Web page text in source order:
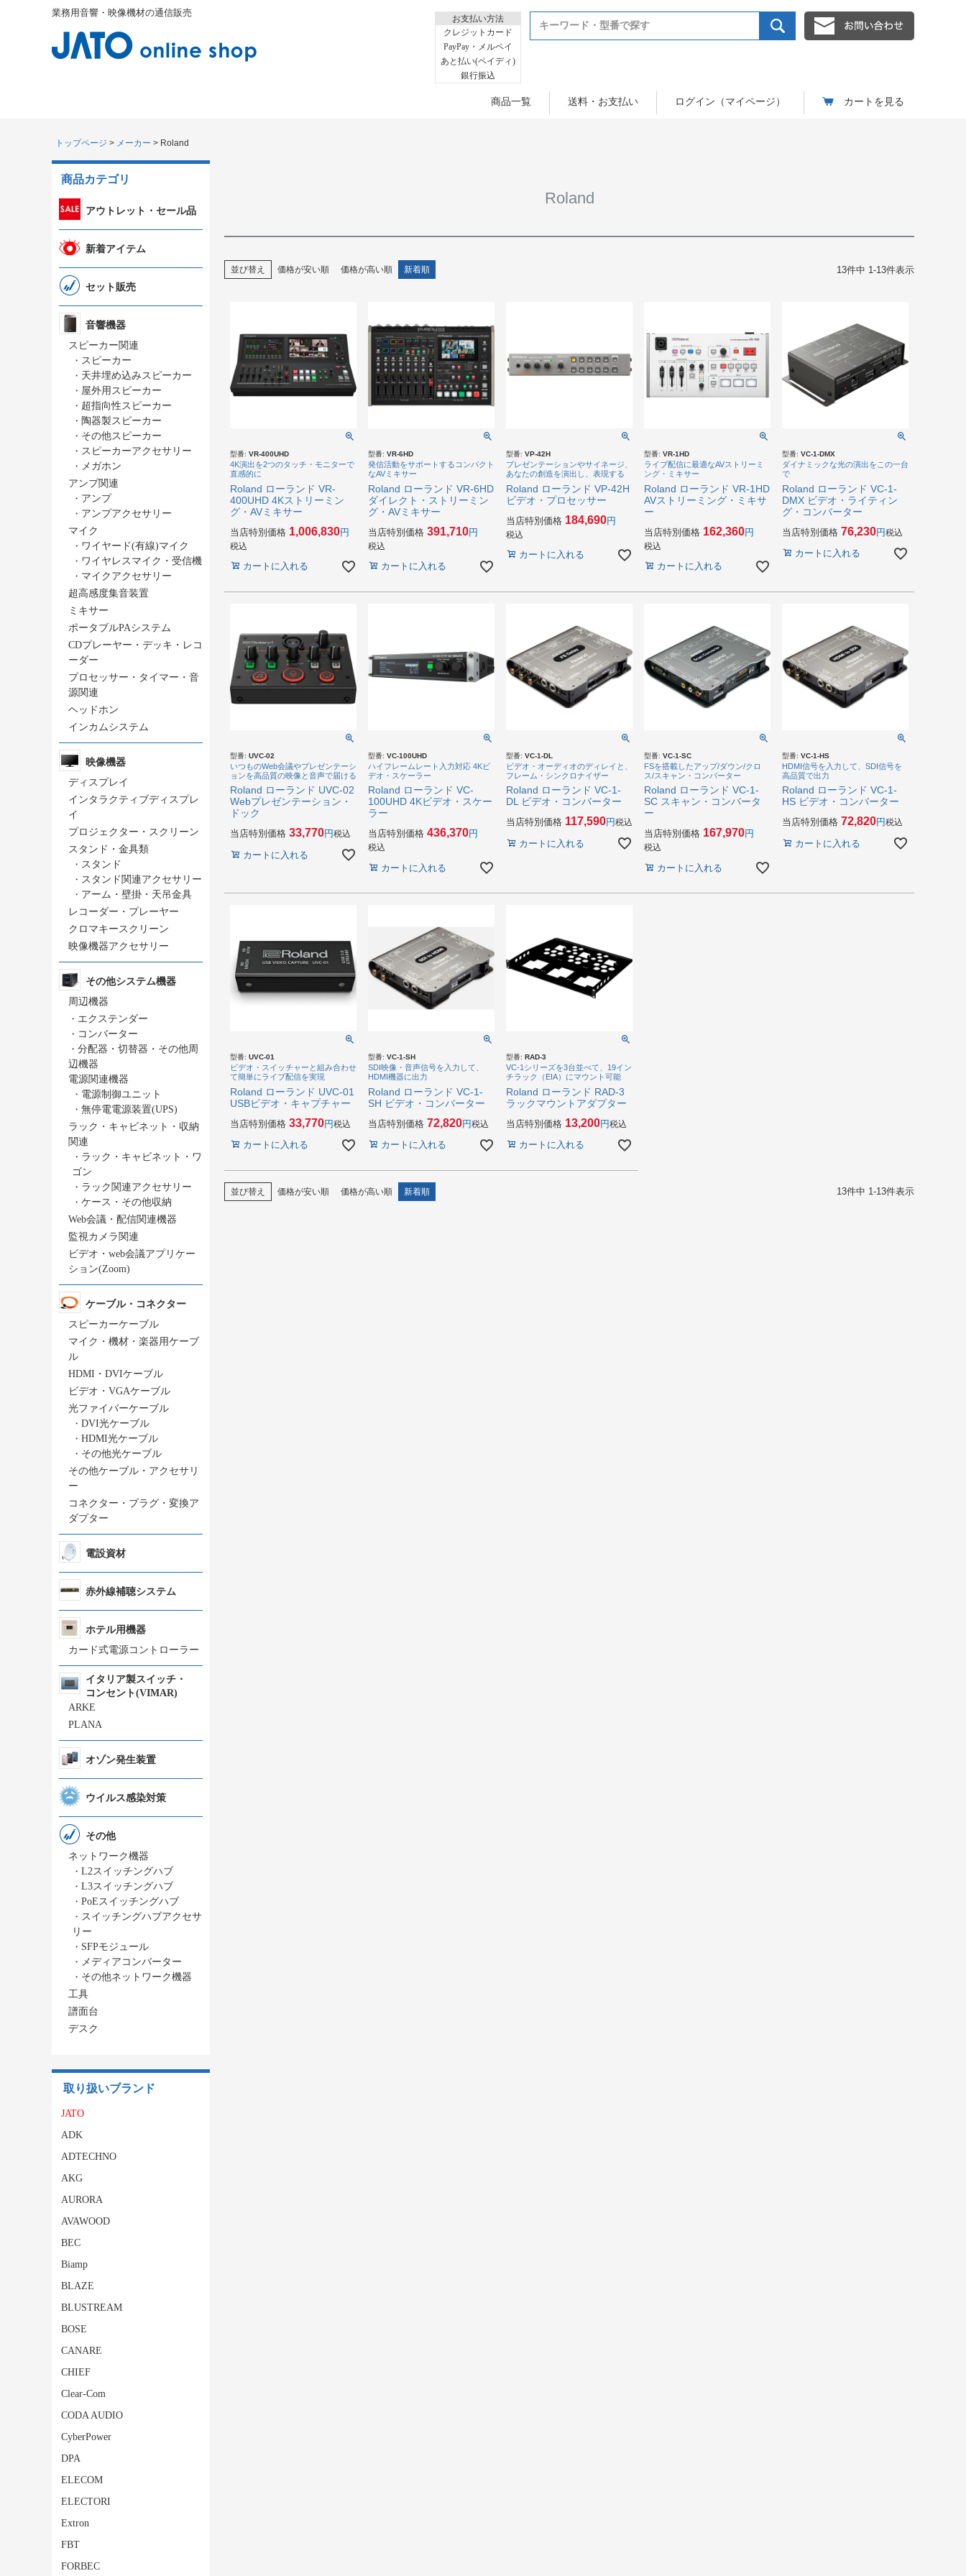
業務用音響・映像機材の通信販売
お支払い方法
クレジットカード
PayPay・メルペイ
あと払い(ペイディ)
銀行振込
商品一覧 送料・お支払い ログイン（マイページ） カートを見る
トップページ メーカー Roland
商品カテゴリ
アウトレット・セール品
新着アイテム
セット販売
音響機器
スピーカー関連
・ スピーカー
・ 天井埋め込みスピーカー
・ 屋外用スピーカー
・ 超指向性スピーカー
・ 陶器製スピーカー
・ その他スピーカー
・ スピーカーアクセサリー
・ メガホン
アンプ関連
・ アンプ
・ アンプアクセサリー
マイク
・ ワイヤード(有線)マイク
・ ワイヤレスマイク・受信機
・ マイクアクセサリー
超高感度集音装置
ミキサー
ポータブルPAシステム
CDプレーヤー・デッキ・レコ
ーダー
プロセッサー・タイマー・音
源関連
ヘッドホン
インカムシステム
映像機器
ディスプレイ
インタラクティブディスプレ
イ
プロジェクター・スクリーン
スタンド・金具類
・ スタンド
・ スタンド関連アクセサリー
・ アーム・壁掛・天吊金具
レコーダー・プレーヤー
クロマキースクリーン
映像機器アクセサリー
その他システム機器
周辺機器
・ エクステンダー
・ コンバーター
・ 分配器・切替器・その他周
辺機器
電源関連機器
・ 電源制御ユニット
・ 無停電電源装置(UPS)
ラック・キャビネット・収納
関連
・ ラック・キャビネット・ワ
ゴン
・ ラック関連アクセサリー
・ ケース・その他収納
Web会議・配信関連機器
監視カメラ関連
ビデオ・web会議アプリケー
ション(Zoom)
ケーブル・コネクター
スピーカーケーブル
マイク・機材・楽器用ケーブ
ル
HDMI・DVIケーブル
ビデオ・VGAケーブル
光ファイバーケーブル
・ DVI光ケーブル
・ HDMI光ケーブル
・ その他光ケーブル
その他ケーブル・アクセサリ
ー
コネクター・プラグ・変換ア
ダプター
電設資材
赤外線補聴システム
ホテル用機器
カード式電源コントローラー
イタリア製スイッチ・
コンセント(VIMAR)
ARKE
PLANA
オゾン発生装置
ウイルス感染対策
その他
ネットワーク機器
・ L2スイッチングハブ
・ L3スイッチングハブ
・ PoEスイッチングハブ
・ スイッチングハブアクセサ
リー
・ SFPモジュール
・ メディアコンバーター
・ その他ネットワーク機器
工具
譜面台
デスク
取り扱いブランド
JATO
ADK
ADTECHNO
AKG
AURORA
AVAWOOD
BEC
Biamp
BLAZE
BLUSTREAM
BOSE
CANARE
CHIEF
Clear-Com
CODA AUDIO
CyberPower
DPA
ELECOM
ELECTORI
Extron
FBT
FORBEC
Roland
並び替え 価格が安い順 価格が高い順 新着順 13件中 1-13件表示
型番: VR-400UHD
4K演出を2つのタッチ・モニターで
直感的に
Roland ローランド VR-
400UHD 4Kストリーミン
グ・AVミキサー
当店特別価格 1,006,830
税込
カートに入れる
型番: VR-6HD
発信活動をサポートするコンパクト
なAVミキサー
Roland ローランド VR-6HD
ダイレクト・ストリーミン
グ・AVミキサー
当店特別価格 391,710
税込
カートに入れる
型番: VP-42H
プレゼンテーションやサイネージ、
あなたの創造を演出し、表現する
Roland ローランド VP-42H
ビデオ・プロセッサー
当店特別価格 184,690
税込
カートに入れる
型番: VR-1HD
ライブ配信に最適なAVストリーミ
ング・ミキサー
Roland ローランド VR-1HD
AVストリーミング・ミキサ
ー
当店特別価格 162,360
税込
カートに入れる
型番: VC-1-DMX
ダイナミックな光の演出をこの一台
で
Roland ローランド VC-1-
DMX ビデオ・ライティン
グ・コンバーター
当店特別価格 76,230 税込
カートに入れる
型番: UVC-02
いつものWeb会議やプレゼンテーシ
ョンを高品質の映像と音声で届ける
Roland ローランド UVC-02
Webプレゼンテーション・
ドック
当店特別価格 33,770 税込
カートに入れる
型番: VC-100UHD
ハイフレームレート入力対応 4Kビ
デオ・スケーラー
Roland ローランド VC-
100UHD 4Kビデオ・スケー
ラー
当店特別価格 436,370
税込
カートに入れる
型番: VC-1-DL
ビデオ・オーディオのディレイと、
フレーム・シンクロナイザー
Roland ローランド VC-1-
DL ビデオ・コンバーター
当店特別価格 117,590 税込
カートに入れる
型番: VC-1-SC
FSを搭載したアップ/ダウン/クロ
ス/スキャン・コンバーター
Roland ローランド VC-1-
SC スキャン・コンバータ
ー
当店特別価格 167,970
税込
カートに入れる
型番: VC-1-HS
HDMI信号を入力して、SDI信号を
高品質で出力
Roland ローランド VC-1-
HS ビデオ・コンバーター
当店特別価格 72,820 税込
カートに入れる
型番: UVC-01
ビデオ・スイッチャーと組み合わせ
て簡単にライブ配信を実現
Roland ローランド UVC-01
USBビデオ・キャプチャー
当店特別価格 33,770 税込
カートに入れる
型番: VC-1-SH
SDI映像・音声信号を入力して、
HDMI機器に出力
Roland ローランド VC-1-
SH ビデオ・コンバーター
当店特別価格 72,820 税込
カートに入れる
型番: RAD-3
VC-1シリーズを3台並べて、19イン
チラック（EIA）にマウント可能
Roland ローランド RAD-3
ラックマウントアダプター
当店特別価格 13,200 税込
カートに入れる
並び替え 価格が安い順 価格が高い順 新着順 13件中 1-13件表示